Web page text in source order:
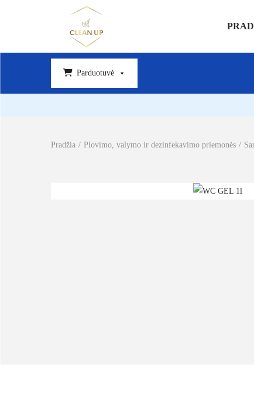
Parduotuvė
Pradžia / Plovimo, valymo ir dezinfekavimo priemonės /